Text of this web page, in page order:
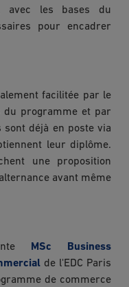
les bases du
pour encadrer
facilitée par le
du programme et par
déjà en poste via
leur diplôme.
une proposition
avant même
MSc Business
de l'EDC Paris
de commerce